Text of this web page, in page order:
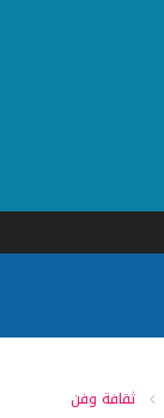
ثقافة وفن